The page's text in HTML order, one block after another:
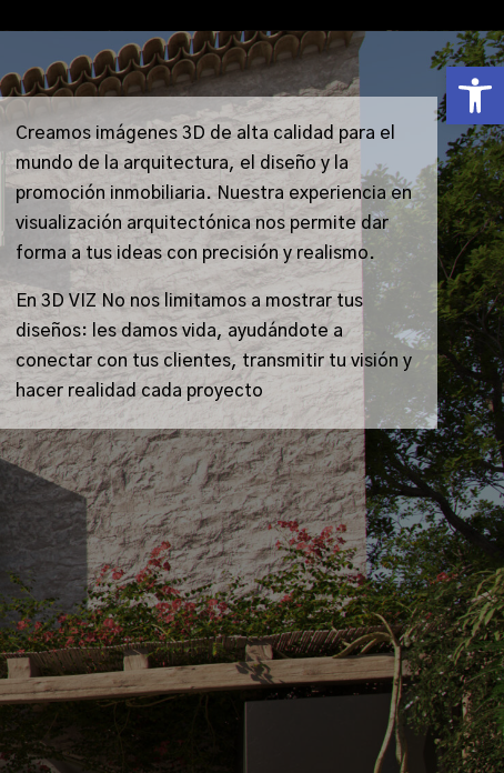
Abrir
Creamos imágenes 3D de alta calidad para el
mundo de la arquitectura, el diseño y la
promoción inmobiliaria. Nuestra experiencia en
visualización arquitectónica nos permite dar
forma a tus ideas con precisión y realismo.
En 3D VIZ No nos limitamos a mostrar tus
diseños: les damos vida, ayudándote a
conectar con tus clientes, transmitir tu visión y
hacer realidad cada proyecto